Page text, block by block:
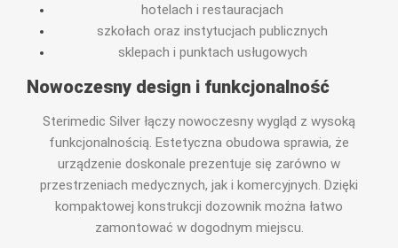
hotelach i restauracjach
szkołach oraz instytucjach publicznych
sklepach i punktach usługowych
Nowoczesny design i funkcjonalność
Sterimedic Silver łączy nowoczesny wygląd z wysoką
funkcjonalnością. Estetyczna obudowa sprawia, że
urządzenie doskonale prezentuje się zarówno w
przestrzeniach medycznych, jak i komercyjnych. Dzięki
kompaktowej konstrukcji dozownik można łatwo
zamontować w dogodnym miejscu.